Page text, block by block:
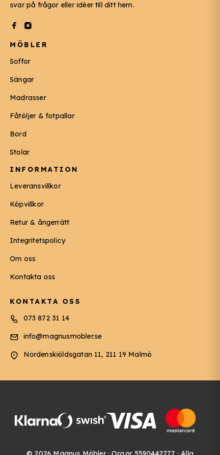
svar på frågor eller idéer till ditt hem.
MÖBLER
Soffor
Sängar
Madrasser
Fåtöljer & fotpallar
Bord
Stolar
INFORMATION
Leveransvillkor
Köpvillkor
Retur & ångerrätt
Integritetspolicy
Om oss
Kontakta oss
KONTAKTA OSS
073 872 31 14
info@magnusmobler.se
Nordenskiöldsgatan 11, 211 19 Malmö